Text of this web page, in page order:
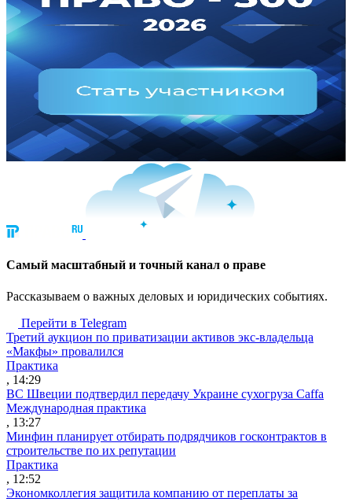
Cамый масштабный и точный канал о праве
Рассказываем о важных деловых и юридических событиях.
Перейти в Telegram
Третий аукцион по приватизации активов экс-владельца
«Макфы» провалился
Практика
, 14:29
ВС Швеции подтвердил передачу Украине сухогруза Caffa
Международная практика
, 13:27
Минфин планирует отбирать подрядчиков госконтрактов в
строительстве по их репутации
Практика
, 12:52
Экономколлегия защитила компанию от переплаты за